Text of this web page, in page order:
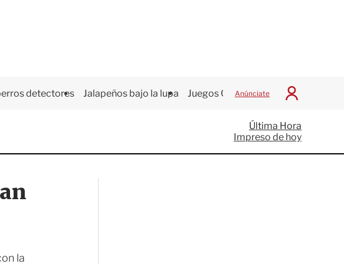
detectores Jalapeños bajo la lupa Juegos Centroamericanos
Anúnciate
I
c
i
a
Última Hora
Impreso de hoy
la